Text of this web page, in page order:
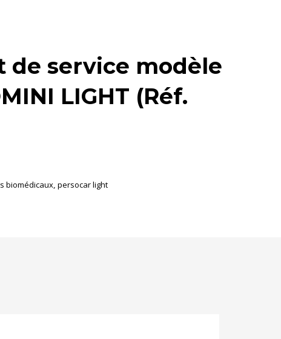
de service modèle
LIGHT (Réf.
biomédicaux, persocar light